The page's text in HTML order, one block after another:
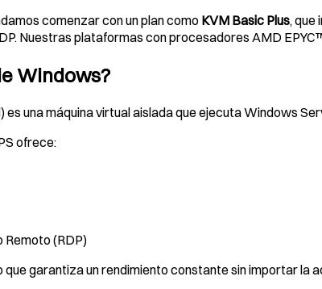
comenzar con un plan como KVM Basic Plus, que
Nuestras plataformas con procesadores AMD
Windows?
una máquina virtual aislada que ejecuta Windows
ofrece:
(RDP)
que garantiza un rendimiento constante sin importar la